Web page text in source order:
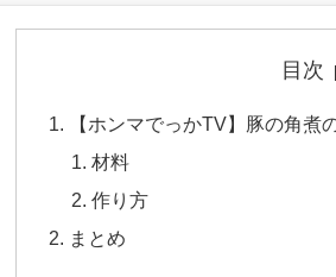
目次
【ホンマでっかTV】豚の角
材料
作り方
まとめ